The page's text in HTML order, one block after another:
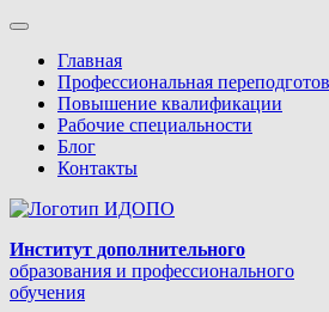
Главная
Профессиональная
Повышение квалификации
Рабочие специальности
Блог
Контакты
Институт дополнительного
образования и профессионального
обучения